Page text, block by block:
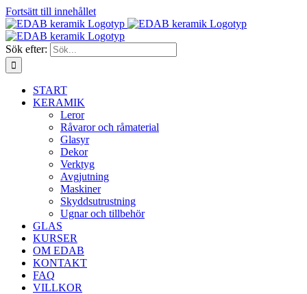
Fortsätt till innehållet
Sök efter:
START
KERAMIK
Leror
Råvaror och råmaterial
Glasyr
Dekor
Verktyg
Avgjutning
Maskiner
Skyddsutrustning
Ugnar och tillbehör
GLAS
KURSER
OM EDAB
KONTAKT
FAQ
VILLKOR